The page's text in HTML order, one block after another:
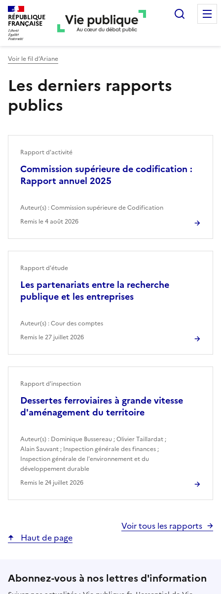
RÉPUBLIQUE
FRANÇAISE
Voir le fil d’Ariane
Les derniers rapports
publics
Commission supérieure de codification :
Rapport annuel 2025
Rapport d'activité
Auteur(s) :Commission supérieure de Codification
Remis le4 août 2026
Les partenariats entre la recherche
publique et les entreprises
Rapport d'étude
Auteur(s) :Cour des comptes
Remis le27 juillet 2026
Dessertes ferroviaires à grande vitesse
d'aménagement du territoire
Rapport d'inspection
Auteur(s) : Dominique Bussereau ;Olivier Taillardat ;
Alain Sauvant ; Inspection générale des finances ;
Inspection générale de l'environnement et du
développement durable
Remis le24 juillet 2026
Voir tous les rapports
Haut de page
Abonnez-vous à nos lettres d'information